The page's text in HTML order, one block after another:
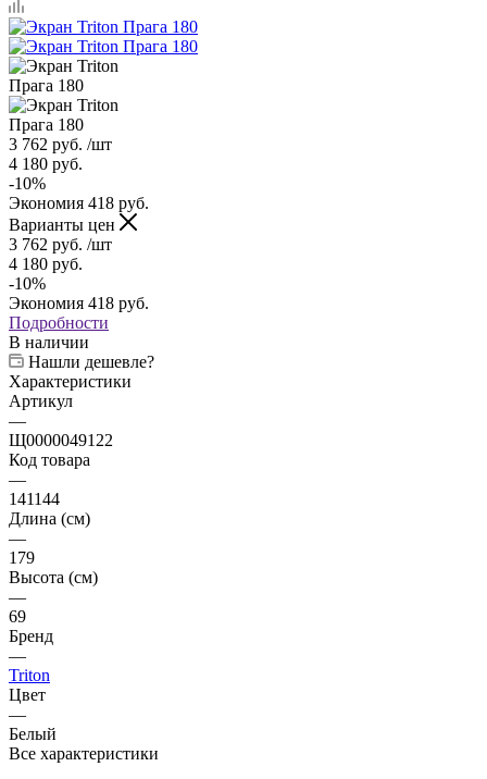
3 762 руб. /шт
4 180 руб.
-10%
Экономия 418 руб.
Варианты цен
3 762 руб. /шт
4 180 руб.
-10%
Экономия 418 руб.
Подробности
В наличии
Нашли дешевле?
Характеристики
Артикул
—
Щ0000049122
Код товара
—
141144
Длина (см)
—
179
Высота (см)
—
69
Бренд
—
Triton
Цвет
—
Белый
Все характеристики